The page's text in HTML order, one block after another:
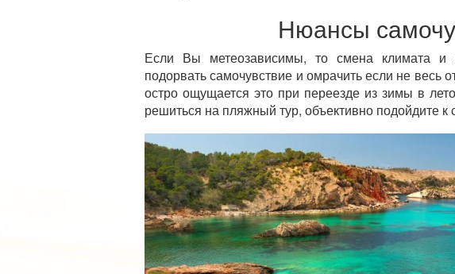
Нюансы
Если Вы метеозависимы, то смена климата и
подорвать самочувствие и омрачить если не весь
остро ощущается это при переезде из зимы в
решиться на пляжный тур, объективно подойдите к